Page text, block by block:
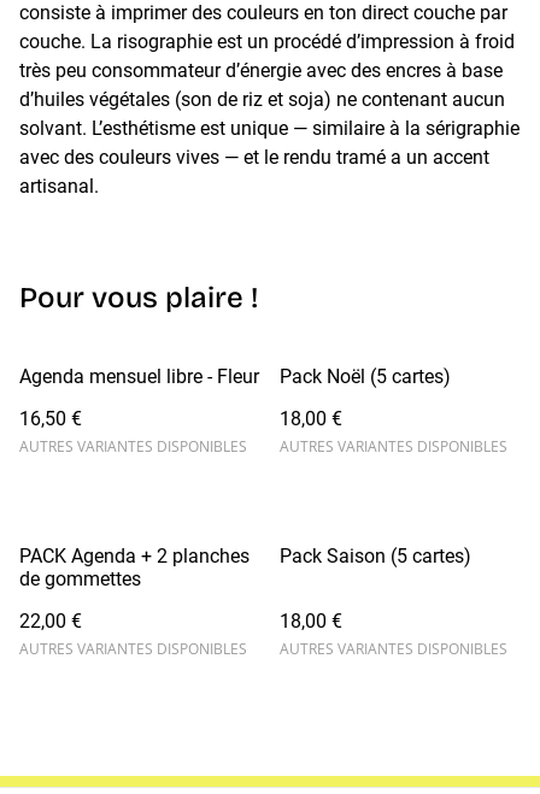
consiste à imprimer des couleurs en ton direct couche par
couche. La risographie est un procédé d’impression à froid
très peu consommateur d’énergie avec des encres à base
d’huiles végétales (son de riz et soja) ne contenant aucun
solvant. L’esthétisme est unique — similaire à la sérigraphie
avec des couleurs vives — et le rendu tramé a un accent
artisanal.
Pour vous plaire !
Agenda mensuel libre - Fleur
16,50 €
AUTRES VARIANTES DISPONIBLES
Pack Noël (5 cartes)
18,00 €
AUTRES VARIANTES DISPONIBLES
PACK Agenda + 2 planches
de gommettes
22,00 €
AUTRES VARIANTES DISPONIBLES
Pack Saison (5 cartes)
18,00 €
AUTRES VARIANTES DISPONIBLES